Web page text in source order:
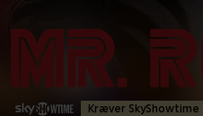
Kræver SkyShowtime